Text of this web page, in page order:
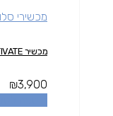
מכשירי
מכשיר IPHONE 11 PRO MAX 256GB BLACK ACTIVATE
₪3,900